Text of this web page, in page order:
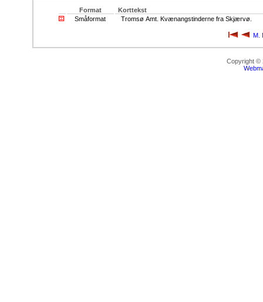
Format
Korttekst
Småformat
Tromsø Amt. Kvænangstinderne fra Skjærvø.
M.
Copyright ©